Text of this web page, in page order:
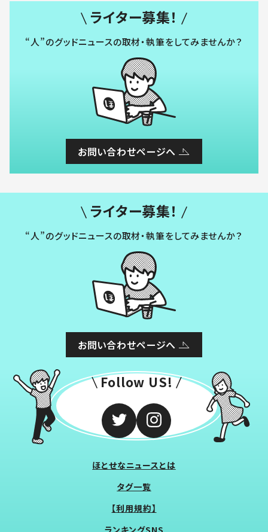
ライター募集！
“人”のグッドニュースの取材・執筆をしてみませんか？
お問い合わせページへ
ライター募集！
“人”のグッドニュースの取材・執筆をしてみませんか？
お問い合わせページへ
Follow US!
ほとせなニュースとは
タグ一覧
【利用規約】